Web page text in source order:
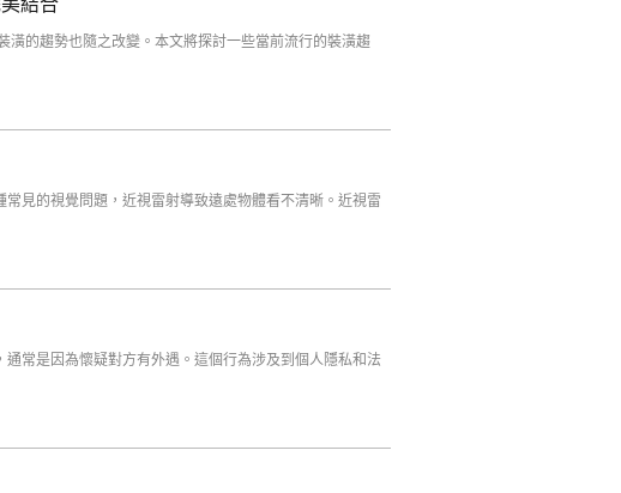
結合
的趨勢也隨之改變。本文將探討一些當前流行的裝潢趨
見的視覺問題，近視雷射導致遠處物體看不清晰。近視雷
常是因為懷疑對方有外遇。這個行為涉及到個人隱私和法